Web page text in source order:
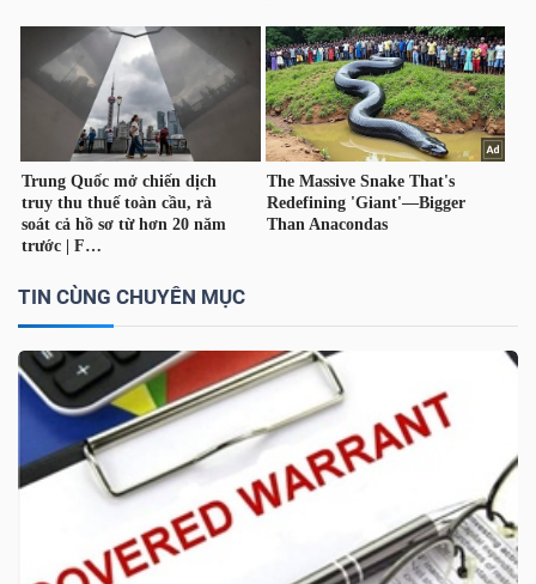
TIN CÙNG CHUYÊN MỤC
DƯƠNG
CHÍNH
CÁ
NHÂN
PHÂN
TÍCH
VIETSTOCKFINANCE
VĨ